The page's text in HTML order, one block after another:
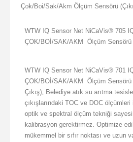
Çok/Boi/Sak/Akm Ölçüm Sensörü
WTW IQ Sensor Net NiCaVis® 705
ÇOK/BOİ/SAK/AKM Ölçüm Sensörü
WTW IQ Sensor Net NiCaVis® 701
ÇOK/BOİ/SAK/AKM Ölçüm
Çıkış); Belediye atık su arıtma
çıkışlarındaki TOC ve DOC ölçümleri
optik ve spektral ölçüm tekniği
kalibrasyon gerektirmez. Optimize
mükemmel bir sıfır noktası ve uzun